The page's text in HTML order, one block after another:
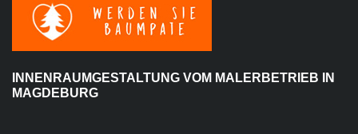
INNENRAUMGESTALTUNG VOM MALERBETRIEB IN
MAGDEBURG